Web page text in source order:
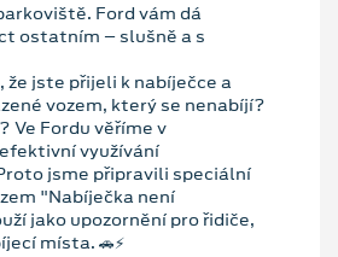
Ford vám dá
ostatním – slušně a s
že jste přijeli k nabíječce a
vozem, který se nenabíjí?
Ve Fordu věříme v
využívání
jsme připravili speciální
"Nabíječka není
jako upozornění pro řidiče,
místa. 🚗⚡️